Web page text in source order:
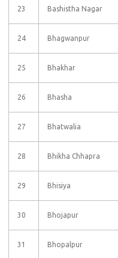
23 Bashistha Nagar
24 Bhagwanpur
25 Bhakhar
26 Bhasha
27 Bhatwalia
28 Bhikha Chhapra
29 Bhisiya
30 Bhojapur
31 Bhopalpur